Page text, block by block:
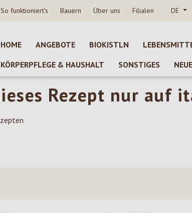
So funktioniert's Bauern Über uns Filialen DE
HOME ANGEBOTE BIOKISTLN
KÖRPERPFLEGE & HAUSHALT
SONSTIGES
Rezept nur auf